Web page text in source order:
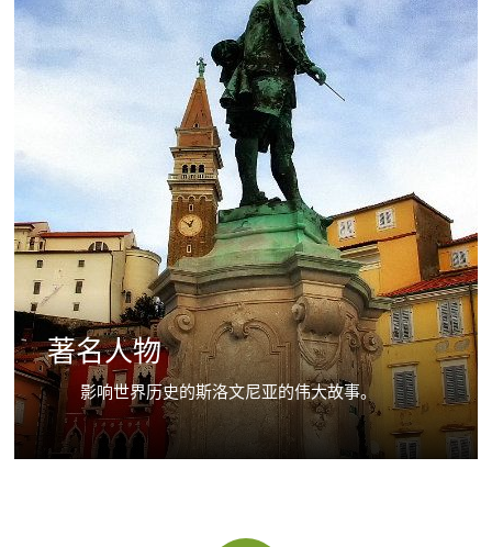
著名人物
影响世界历史的斯洛文尼亚的伟大故事。